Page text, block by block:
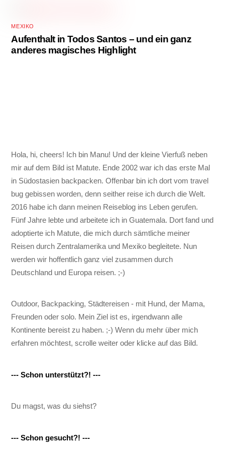
MEXIKO
Aufenthalt in Todos Santos – und ein ganz
anderes magisches Highlight
Hola, hi, cheers! Ich bin Manu! Und der kleine Vierfuß neben
mir auf dem Bild ist Matute. Ende 2002 war ich das erste Mal
in Südostasien backpacken. Offenbar bin ich dort vom travel
bug gebissen worden, denn seither reise ich durch die Welt.
2016 habe ich dann meinen Reiseblog ins Leben gerufen.
Fünf Jahre lebte und arbeitete ich in Guatemala. Dort fand und
adoptierte ich Matute, die mich durch sämtliche meiner
Reisen durch Zentralamerika und Mexiko begleitete. Nun
werden wir hoffentlich ganz viel zusammen durch
Deutschland und Europa reisen. ;-)
Outdoor, Backpacking, Städtereisen - mit Hund, der Mama,
Freunden oder solo. Mein Ziel ist es, irgendwann alle
Kontinente bereist zu haben. ;-) Wenn du mehr über mich
erfahren möchtest, scrolle weiter oder klicke auf das Bild.
--- Schon unterstützt?! ---
Du magst, was du siehst?
--- Schon gesucht?! ---